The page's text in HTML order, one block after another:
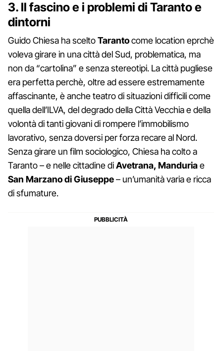
3. Il fascino e i problemi di Taranto e
dintorni
Guido Chiesa ha sceltoTarantocome location eprchè
voleva girare in una città del Sud, problematica, ma
non da “cartolina” e senza stereotipi. La città pugliese
era perfetta perchè, oltre ad essere estremamente
affascinante, è anche teatro di situazioni difficili come
quella dell’ILVA, del degrado della Città Vecchia e della
volontà di tanti giovani di rompere l’immobilismo
lavorativo, senza doversi per forza recare al Nord.
Senza girare un film sociologico, Chiesa ha colto a
Taranto – e nelle cittadine diAvetrana, Manduriae
San Marzano di Giuseppe– un’umanità varia e ricca
di sfumature.